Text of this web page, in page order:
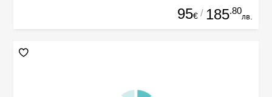
95€ / 185.80
лв.